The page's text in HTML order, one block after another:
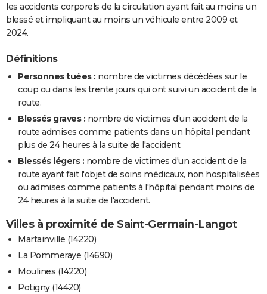
les accidents corporels de la circulation ayant fait au moins un
blessé et impliquant au moins un véhicule entre 2009 et
2024.
Définitions
Personnes tuées : nombre de victimes décédées sur le
coup ou dans les trente jours qui ont suivi un accident de la
route.
Blessés graves : nombre de victimes d'un accident de la
route admises comme patients dans un hôpital pendant
plus de 24 heures à la suite de l'accident.
Blessés légers : nombre de victimes d'un accident de la
route ayant fait l'objet de soins médicaux, non hospitalisées
ou admises comme patients à l'hôpital pendant moins de
24 heures à la suite de l'accident.
Villes à proximité de Saint-Germain-Langot
Martainville (14220)
La Pommeraye (14690)
Moulines (14220)
Potigny (14420)